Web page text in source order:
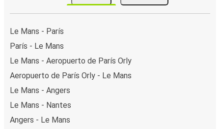
Le Mans - París
París - Le Mans
Le Mans - Aeropuerto de París Orly
Aeropuerto de París Orly - Le Mans
Le Mans - Angers
Le Mans - Nantes
Angers - Le Mans